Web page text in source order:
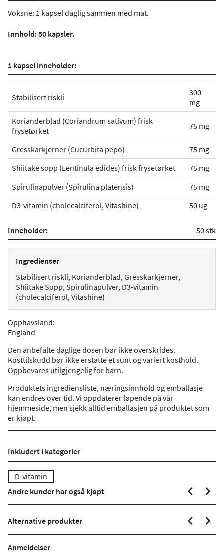
Voksne: 1 kapsel daglig sammen med mat.
Innhold: 50 kapsler.
1 kapsel inneholder:
Stabilisert riskli
300
mg
Korianderblad (Coriandrum sativum) frisk
frysetørket
75 mg
Gresskarkjerner (Cucurbita pepo)
75 mg
Shiitake sopp (Lentinula edides) frisk frysetørket
75 mg
Spirulinapulver (Spirulina platensis)
75 mg
D3-vitamin (cholecalciferol, Vitashine)
50 ug
Inneholder: 50 stk
Ingredienser
Stabilisert riskli, Korianderblad, Gresskarkjerner,
Shiitake Sopp, Spirulinapulver, D3-vitamin
(cholecalciferol, Vitashine)
Opphavsland:
England
Den anbefalte daglige dosen bør ikke overskrides.
Kosttilskudd bør ikke erstatte et sunt og variert kosthold.
Oppbevares utilgjengelig for barn.
Produktets ingrediensliste, næringsinnhold og emballasje
kan endres over tid. Vi oppdaterer løpende på vår
hjemmeside, men sjekk alltid emballasjen på produktet som
er kjøpt.
Inkludert i kategorier
D-vitamin
Andre kunder har også kjøpt
Alternative produkter
Anmeldelser